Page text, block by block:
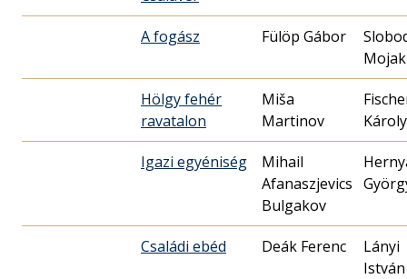
A fogász Fülöp Gábor
Mojak
Hölgy fehér
ravatalon
Miša
Martinov
Károly
Igazi egyéniség
Mihail
Afanaszjevics
Bulgakov
Családi ebéd Deák Ferenc
Lányi
István